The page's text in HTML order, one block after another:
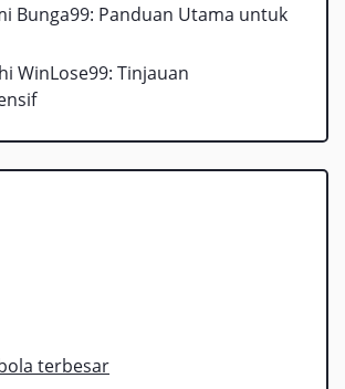
Bunga99: Panduan Utama untuk
WinLose99: Tinjauan
terbesar